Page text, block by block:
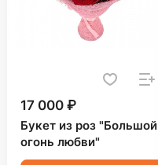
17 000 ₽
Букет из роз "Большой
огонь любви"